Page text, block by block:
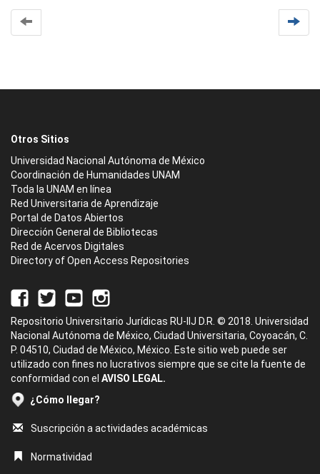
Otros Sitios
Universidad Nacional Autónoma de México
Coordinación de Humanidades UNAM
Toda la UNAM en línea
Red Universitaria de Aprendizaje
Portal de Datos Abiertos
Dirección General de Bibliotecas
Red de Acervos Digitales
Directory of Open Access Repositories
Repositorio Universitario Jurídicas RU-IIJ D.R. © 2018. Universidad
Nacional Autónoma de México, Ciudad Universitaria, Coyoacán, C.
P. 04510, Ciudad de México, México. Este sitio web puede ser
utilizado con fines no lucrativos siempre que se cite la fuente de
conformidad con el AVISO LEGAL.
¿Cómo llegar?
Suscripción a actividades académicas
Normatividad